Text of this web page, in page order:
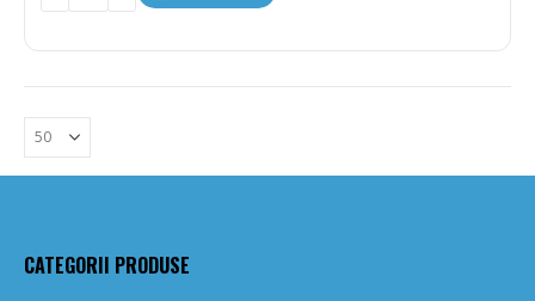
CATEGORII PRODUSE